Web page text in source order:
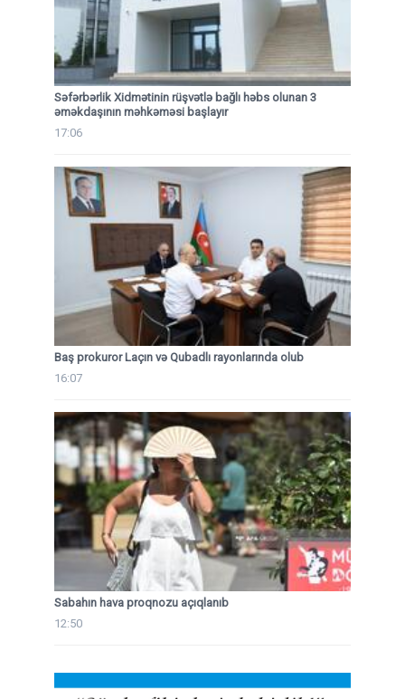
Səfərbərlik Xidmətinin rüşvətlə bağlı həbs olunan 3
əməkdaşının məhkəməsi başlayır
17:06
Baş prokuror Laçın və Qubadlı rayonlarında olub
16:07
Sabahın hava proqnozu açıqlanıb
12:50